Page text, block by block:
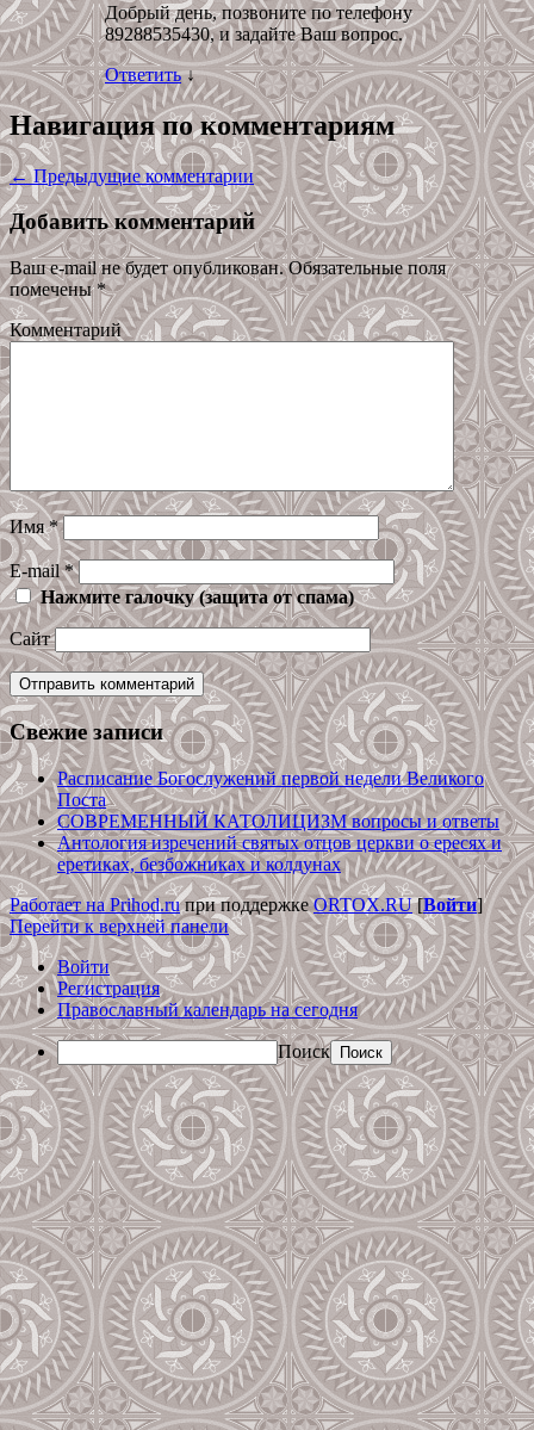
Добрый день, позвоните по телефону
89288535430, и задайте Ваш вопрос.
Ответить ↓
Навигация по комментариям
← Предыдущие комментарии
Добавить комментарий
Ваш e-mail не будет опубликован.Обязательные поля
помечены*
Комментарий
Имя*
E-mail*
Нажмите галочку (защита от спама)
Сайт
Свежие записи
Расписание Богослужений первой недели Великого
Поста
СОВРЕМЕННЫЙ КАТОЛИЦИЗМ вопросы и ответы
Антология изречений святых отцов церкви о ересях и
еретиках, безбожниках и колдунах
Работает на Prihod.ruпри поддержкеORTOX.RU[Войти]
Перейти к верхней панели
Войти
Регистрация
Православный календарь на сегодня
Поиск